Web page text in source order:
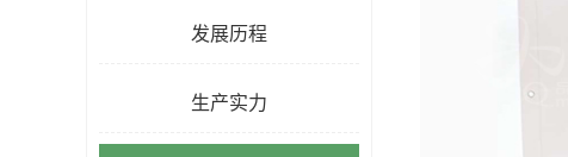
发展历程
生产实力